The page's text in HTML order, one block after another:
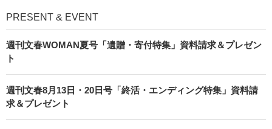
PRESENT & EVENT
週刊文春WOMAN夏号「遺贈・寄付特集」資料請求＆プレゼン
ト
週刊文春8月13日・20日号「終活・エンディング特集」資料請
求＆プレゼント